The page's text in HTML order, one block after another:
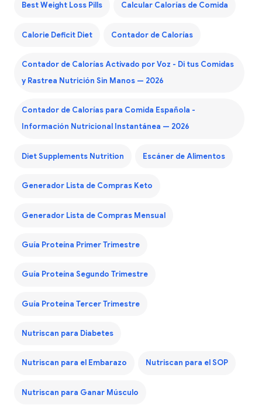
Best Weight Loss Pills Calcular Calorías de Comida
Calorie Deficit Diet Contador de Calorías
Contador de Calorías Activado por Voz - Di tus Comidas
y Rastrea Nutrición Sin Manos — 2026
Contador de Calorías para Comida Española -
Información Nutricional Instantánea — 2026
Diet Supplements Nutrition Escáner de Alimentos
Generador Lista de Compras Keto
Generador Lista de Compras Mensual
Guía Proteína Primer Trimestre
Guía Proteína Segundo Trimestre
Guía Proteína Tercer Trimestre
Nutriscan para Diabetes
Nutriscan para el Embarazo Nutriscan para el SOP
Nutriscan para Ganar Músculo